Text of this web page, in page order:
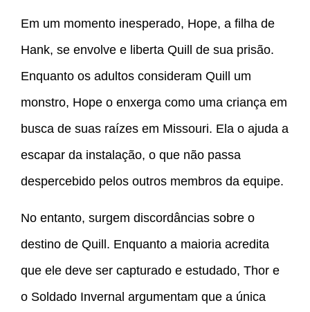
Em um momento inesperado, Hope, a filha de
Hank, se envolve e liberta Quill de sua prisão.
Enquanto os adultos consideram Quill um
monstro, Hope o enxerga como uma criança em
busca de suas raízes em Missouri. Ela o ajuda a
escapar da instalação, o que não passa
despercebido pelos outros membros da equipe.
No entanto, surgem discordâncias sobre o
destino de Quill. Enquanto a maioria acredita
que ele deve ser capturado e estudado, Thor e
o Soldado Invernal argumentam que a única